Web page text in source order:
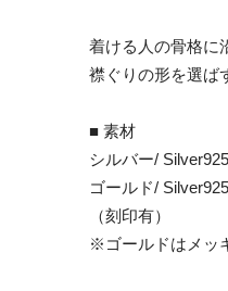
着ける人の骨格に
襟ぐりの形を選ば
■ 素材
シルバー/
ゴールド/
（刻印有）
※ゴールドはメッ